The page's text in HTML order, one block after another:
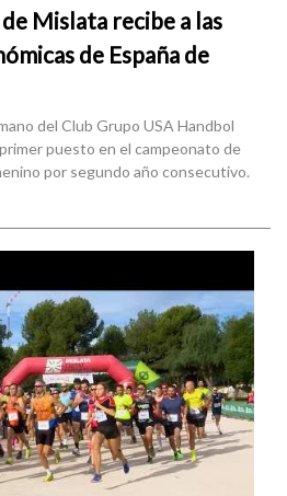
Mislata recibe a las
de España de
del Club Grupo USA Handbol
puesto en el campeonato de
por segundo año consecutivo.